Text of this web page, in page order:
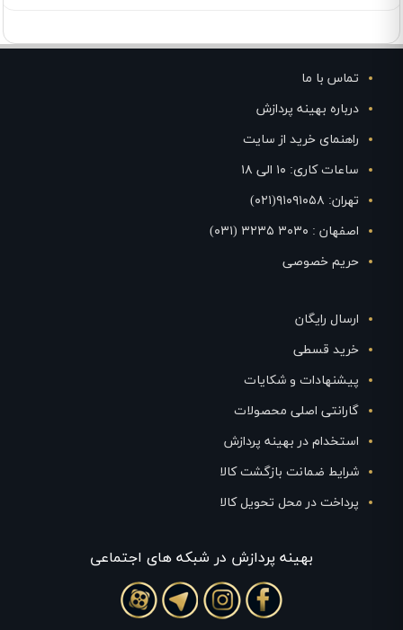
تماس با ما
درباره بهینه پردازش
راهنمای خرید از سایت
ساعات کاری: ۱۰ الی ۱۸
تهران: ۹۱۰۹۱۰۵۸(۰۲۱)
اصفهان : ۳۰۳۰ ۳۲۳۵ (۰۳۱)
حریم خصوصی
ارسال رایگان
خرید قسطی
پیشنهادات و شکایات
گارانتی اصلی محصولات
استخدام در بهینه پردازش
شرایط ضمانت بازگشت کالا
پرداخت در محل تحویل کالا
بهينه پردازش در شبکه های اجتماعی